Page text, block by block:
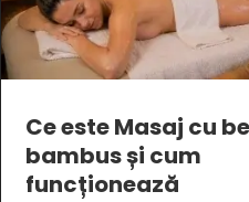
Ce este Masaj cu
bambus și cum
funcționează